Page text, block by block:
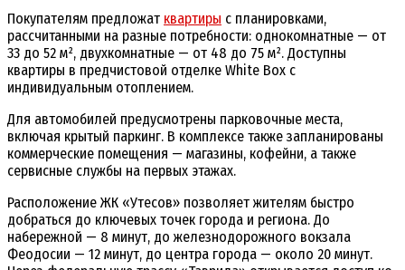
Покупателям предложат квартиры с планировками,
рассчитанными на разные потребности: однокомнатные — от
33 до 52 м², двухкомнатные — от 48 до 75 м². Доступны
квартиры в предчистовой отделке White Box с
индивидуальным отоплением.
Для автомобилей предусмотрены парковочные места,
включая крытый паркинг. В комплексе также запланированы
коммерческие помещения — магазины, кофейни, а также
сервисные службы на первых этажах.
Расположение ЖК «Утесов» позволяет жителям быстро
добраться до ключевых точек города и региона. До
набережной — 8 минут, до железнодорожного вокзала
Феодосии — 12 минут, до центра города — около 20 минут.